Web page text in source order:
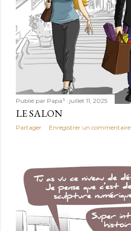
Publié par Papa³ juillet 11, 2025
LE SALON
Partager Enregistrer un commentaire